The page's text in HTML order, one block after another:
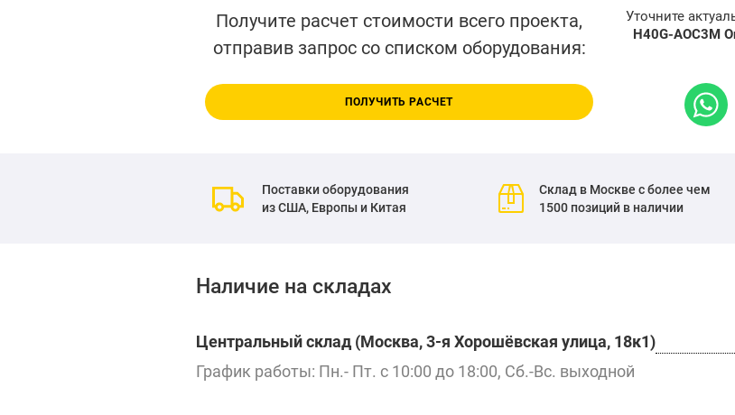
Получите расчет стоимости всего проекта,
отправив запрос со списком оборудования:
ПОЛУЧИТЬ РАСЧЕТ
Уточните
H40G-AOC3M
Поставки оборудования
из США, Европы и Китая
Склад в Москве с более чем
1500 позиций в наличии
Наличие на складах
Центральный склад (Москва, 3-я Хорошёвская улица, 18к1)
График работы: Пн.- Пт. с 10:00 до 18:00, Сб.-Вс. выходной